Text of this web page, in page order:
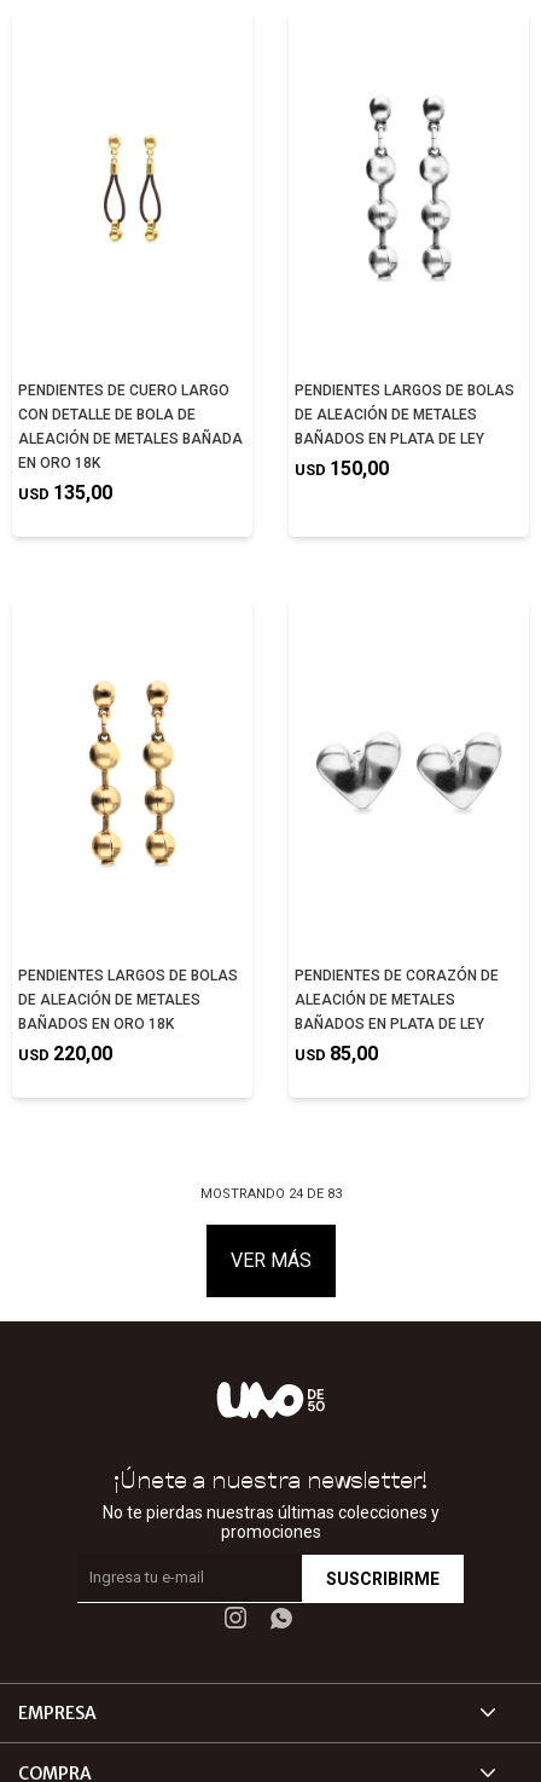
PENDIENTES DE CUERO LARGO
CON DETALLE DE BOLA DE
ALEACIÓN DE METALES BAÑADA
EN ORO 18K
USD 135,00
PENDIENTES LARGOS DE BOLAS
DE ALEACIÓN DE METALES
BAÑADOS EN PLATA DE LEY
USD 150,00
PENDIENTES LARGOS DE BOLAS
DE ALEACIÓN DE METALES
BAÑADOS EN ORO 18K
USD 220,00
PENDIENTES DE CORAZÓN DE
ALEACIÓN DE METALES
BAÑADOS EN PLATA DE LEY
USD 85,00
MOSTRANDO 24DE 83
VER MÁS
EMPRESA
COMPRA
¡Únete a nuestra newsletter!
No te pierdas nuestras últimas colecciones y
promociones
SUSCRIBIRME
 